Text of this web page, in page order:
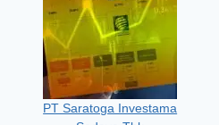
PT Saratoga Investama